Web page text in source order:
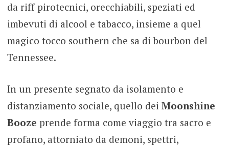
da riff pirotecnici, orecchiabili, speziati ed
imbevuti di alcool e tabacco, insieme a quel
magico tocco southern che sa di bourbon del
Tennessee.
In un presente segnato da isolamento e
distanziamento sociale, quello dei Moonshine
Booze prende forma come viaggio tra sacro e
profano, attorniato da demoni, spettri,